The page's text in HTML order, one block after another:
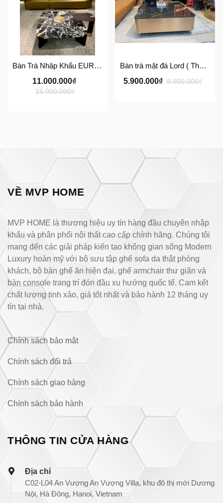
Bàn Trà Nhập Khẩu EUREKA Coffee Table
11.000.000₫
15.000.000₫
Bàn trà mặt đá Lord ( Thân gỗ)
5.900.000₫9.000.000₫
VỀ MVP HOME
MVP HOME là thương hiệu uy tín hàng đầu chuyên nhập
khẩu và phân phối nội thất cao cấp chính hãng. Chúng tôi
mang đến các giải pháp kiến tạo không gian sống Modern
Luxury hoàn mỹ với bộ sưu tập ghế sofa da thật phòng
khách, bộ bàn ghế ăn hiện đại, ghế armchair thư giãn và
bàn console trang trí đón đầu xu hướng quốc tế. Cam kết
chất lượng tinh xảo, giá tốt nhất và bảo hành 12 tháng uy
tín tại nhà.
Chính sách bảo mật
Chính sách đổi trả
Chính sách giao hàng
Chính sách bảo hành
THÔNG TIN CỬA HÀNG
Địa chỉ
C02-L04 An Vượng An Vượng Villa, khu đô thị mới Dương
Nội, Hà Đông, Hanoi, Vietnam